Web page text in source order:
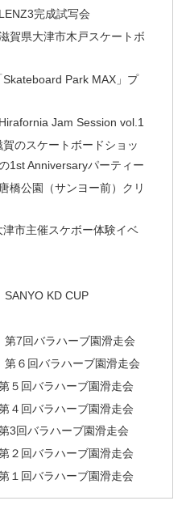
完成試写会
賀県大津市木戸スケートボ
Park MAX」プ
Jam Session vol.1
のスケートボードショッ
1st Anniversaryパーティー
橋公園（サンヨー前）クリ
市主催スケボー体験イベ
KD CUP
7回バラハーブ園滑走会
６回バラハーブ園滑走会
５回バラハーブ園滑走会
４回バラハーブ園滑走会
3回バラハーブ園滑走会
２回バラハーブ園滑走会
１回バラハーブ園滑走会